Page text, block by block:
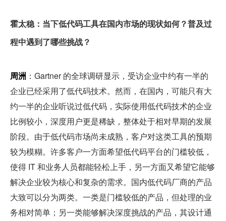
霍太稳：当下低代码工具在国内市场的现状如何？普及过
程中遇到了哪些挑战？
周洲 ：Gartner 的全球调研显示，受访企业中约有一半的
企业已经采用了低代码技术。然而，在国内，可能只有大
约一半的企业听说过低代码，实际使用低代码技术的企业
比例较小，深度用户更是稀缺，整体处于相对早期的发展
阶段。由于低代码市场尚未成熟，客户对这类工具的预期
较为模糊。许多客户一方面希望低代码平台的门槛较低，
使得 IT 和业务人员都能轻松上手，另一方面又希望它能够
解决企业较为核心和复杂的需求。国内低代码厂商的产品
大致可以分为两类。一类是门槛较低的产品，但处理的业
务相对简单；另一类能够解决深度挑战的产品，其设计通